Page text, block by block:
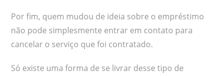
Por fim, quem mudou de ideia sobre o empréstimo
não pode simplesmente entrar em contato para
cancelar o serviço que foi contratado.
Só existe uma forma de se livrar desse tipo de